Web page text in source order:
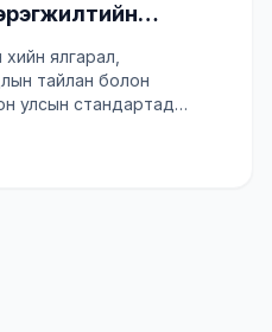
хүлэмжийн хийн
ил тод байдлын
төсөл
ялгарал,
тайлан болон
улсын стандартад